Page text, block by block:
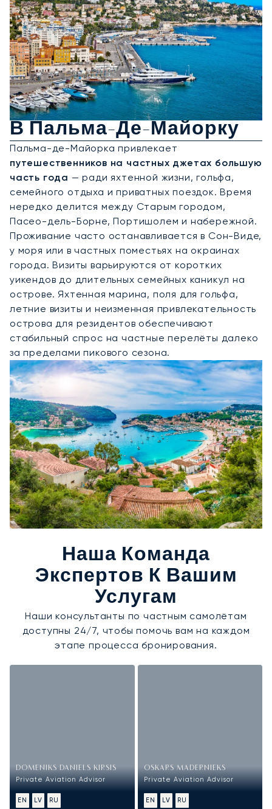
Аренда Частного Джета
В Пальма-Де-Майорку
Пальма-де-Майорка привлекает
путешественников на частных джетах большую
часть года — ради яхтенной жизни, гольфа,
семейного отдыха и приватных поездок. Время
нередко делится между Старым городом,
Пасео-дель-Борне, Портишолем и набережной.
Проживание часто останавливается в Сон-Виде,
у моря или в частных поместьях на окраинах
города. Визиты варьируются от коротких
уикендов до длительных семейных каникул на
острове. Яхтенная марина, поля для гольфа,
летние визиты и неизменная привлекательность
острова для резидентов обеспечивают
стабильный спрос на частные перелёты далеко
за пределами пикового сезона.
Наша Команда
Экспертов К Вашим
Услугам
Наши консультанты по частным самолётам
доступны 24/7, чтобы помочь вам на каждом
этапе процесса бронирования.
DOMENIKS DANIELS KIRSIS
Private Aviation Advisor
EN LV RU
OSKARS MADERNIEKS
Private Aviation Advisor
EN LV RU